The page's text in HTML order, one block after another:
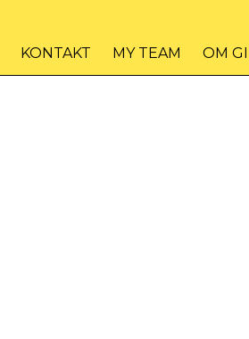
KONTAKT MY TEAM OM